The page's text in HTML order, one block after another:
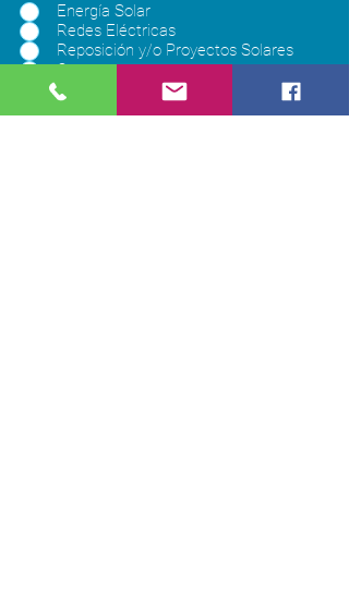
Energía Solar
Redes Eléctricas
Reposición y/o Proyectos Solares
Otros
Enviar Solicitud